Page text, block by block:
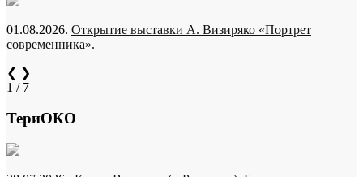
01.08.2026. Открытие выставки А. Визиряко «Портрет
современника».
❮ ❯
1 / 7
ТериОКО